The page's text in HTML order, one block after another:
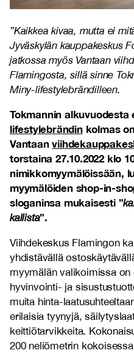
”Kaikkea kivaa, mutta ei
Jyväskylän kauppakeskus
jatkossa myös Vantaan
Flamingosta, sillä sinne
Miny-lifestylebrändilleen.
Tokmannin alkuvuodesta
lifestylebrändinkolmas
Vantaan
torstaina 27.10.2022 klo
nimikkomyymälöissään,
myymälöiden shop-in-
sloganinsa mukaisesti ”
kallista”.
Viihdekeskus Flamingon
yhdistävällä
myymälän valikoimissa on
hyvinvointi- ja
muita hinta-
erilaisia tyynyjä,
keittiötarvikkeita.
200 neliömetrin